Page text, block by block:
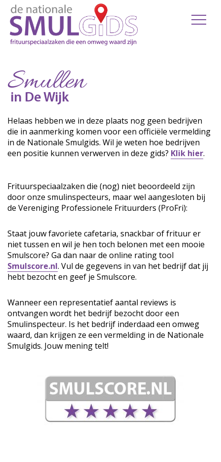
Smullen
in De Wijk
Helaas hebben we in deze plaats nog geen bedrijven
die in aanmerking komen voor een officiële vermelding
in de Nationale Smulgids. Wil je weten hoe bedrijven
een positie kunnen verwerven in deze gids? Klik hier.
Frituurspeciaalzaken die (nog) niet beoordeeld zijn
door onze smulinspecteurs, maar wel aangesloten bij
de Vereniging Professionele Frituurders (ProFri):
Staat jouw favoriete cafetaria, snackbar of frituur er
niet tussen en wil je hen toch belonen met een mooie
Smulscore? Ga dan naar de online rating tool
Smulscore.nl. Vul de gegevens in van het bedrijf dat jij
hebt bezocht en geef je Smulscore.
Wanneer een representatief aantal reviews is
ontvangen wordt het bedrijf bezocht door een
Smulinspecteur. Is het bedrijf inderdaad een omweg
waard, dan krijgen ze een vermelding in de Nationale
Smulgids. Jouw mening telt!